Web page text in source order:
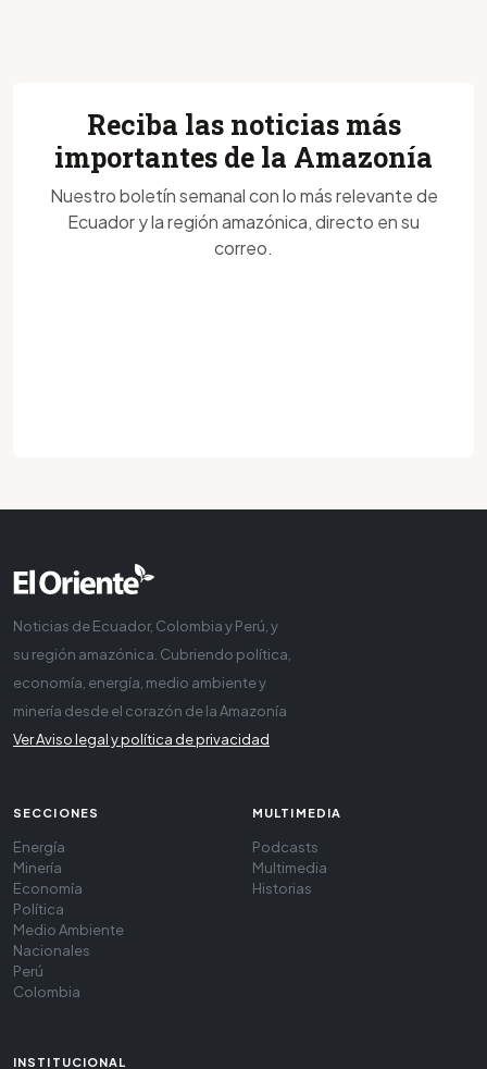
Reciba las noticias más
importantes de la Amazonía
Nuestro boletín semanal con lo más relevante de
Ecuador y la región amazónica, directo en su
correo.
Noticias de Ecuador, Colombia y Perú, y
su región amazónica. Cubriendo política,
economía, energía, medio ambiente y
minería desde el corazón de la Amazonía
Ver Aviso legal y política de privacidad
SECCIONES
Energía
Minería
Economía
Política
Medio Ambiente
Nacionales
Perú
Colombia
MULTIMEDIA
Podcasts
Multimedia
Historias
INSTITUCIONAL